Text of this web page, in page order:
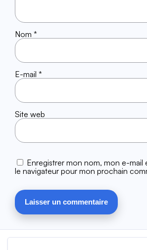
Nom *
E-mail *
Site web
Enregistrer mon nom, mon e-mail
le navigateur pour mon prochain